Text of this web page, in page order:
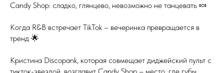
Candy Shop: сладко, глянцево, невозможно не танцевать 🍬
Когда R&B встречает TikTok – вечеринка превращается в
тренд 🌟
Кристина Discopank, которая совмещает диджейский пульт с